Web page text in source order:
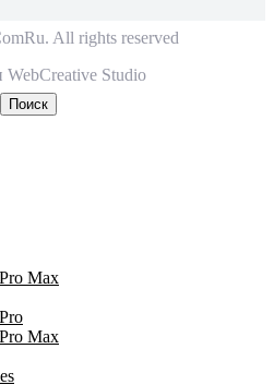
All rights reserved
WebCreative Studio
Поиск
Max
Max